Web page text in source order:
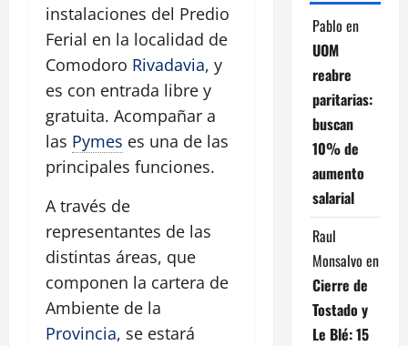
instalaciones del Predio
Ferial en la localidad de
Comodoro Rivadavia, y
es con entrada libre y
gratuita. Acompañar a
las Pymes es una de las
principales funciones.
A través de
representantes de las
distintas áreas, que
componen la cartera de
Ambiente de la
Provincia, se estará
Pablo en
UOM
reabre
paritarias:
buscan
10% de
aumento
salarial
Raul
Monsalvo en
Cierre de
Tostado y
Le Blé: 15